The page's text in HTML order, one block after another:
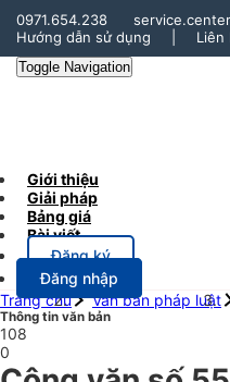
0971.654.238
Hướng dẫn sử dụng
Liên
Toggle Navigation
Giới thiệu
Giải pháp
Bảng giá
Bài viết
Đăng ký
Đăng nhập
Trang chủ
Văn bản pháp luật
Thông tin văn bản
108
0